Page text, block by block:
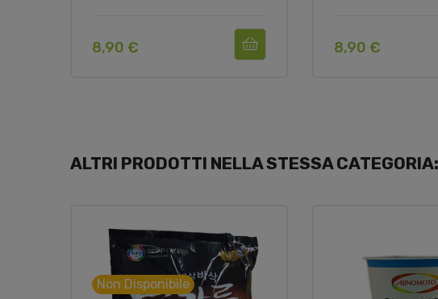
8,90 € 8,90 €
ALTRI PRODOTTI NELLA STESSA CATEGORIA:
Non Disponibile